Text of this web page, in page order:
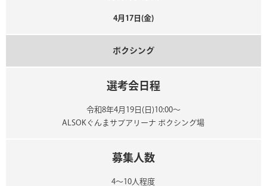
4月17日(金)
ボクシング
選考会日程
令和8年4月19日(日)10:00～
ALSOKぐんまサブアリーナ ボクシング場
募集人数
4～10人程度